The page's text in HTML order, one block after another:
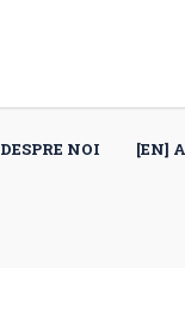
DESPRE NOI [EN]